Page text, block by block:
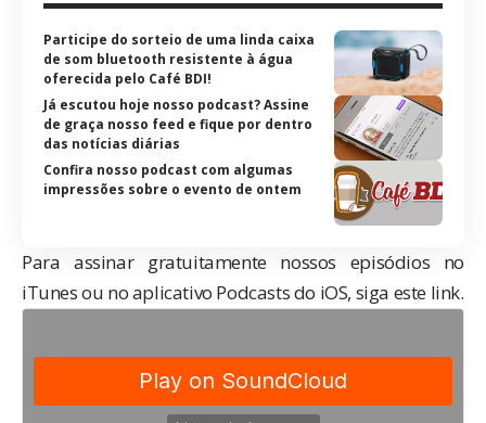
Participe do sorteio de uma linda caixa
de som bluetooth resistente à água
oferecida pelo Café BDI!
Já escutou hoje nosso podcast? Assine
de graça nosso feed e fique por dentro
das notícias diárias
Confira nosso podcast com algumas
impressões sobre o evento de ontem
Para assinar gratuitamente nossos episódios no
iTunes ou no aplicativo Podcasts do iOS, siga este link.